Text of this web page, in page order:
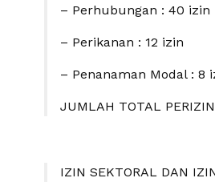
– Perhubungan : 40 izin
– Perikanan : 12 izin
– Penanaman Modal : 8
JUMLAH TOTAL
IZIN SEKTORAL DAN